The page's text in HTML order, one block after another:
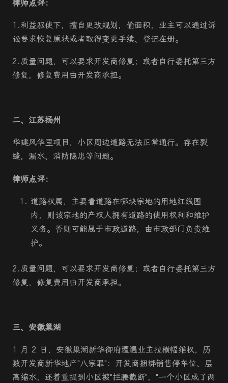
律师点评：
1.利益驱使下，擅自更改规划，偷面积，业主可以通过诉
讼要求恢复原状或者取得变更手续、登记在册。
2.质量问题，可以要求开发商修复；或者自行委托第三方
修复，修复费用由开发商承担。
二、江苏扬州
华建风华里项目，小区周边道路无法正常通行。存在裂
缝，漏水、消防隐患等问题。
律师点评：
道路权属，主要看道路在哪块宗地的用地红线图
内，则该宗地的产权人拥有道路的使用权利和维护
义务。否则可能属于市政道路，由市政部门负责维
护。
2.质量问题，可以要求开发商修复；或者自行委托第三方
修复，修复费用由开发商承担。
三、安徽巢湖
1 月 2 日，安徽巢湖新华御府遭遇业主拉横幅维权，历
数开发商新华地产"八宗罪"：开发商捆绑销售停车位、层
高缩水，还着重提到小区被"拦腰截断"，"一个小区成了两